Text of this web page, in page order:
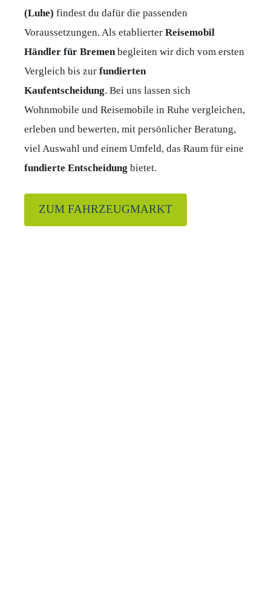
(Luhe) findest du dafür die passenden
Voraussetzungen. Als etablierter Reisemobil
Händler für Bremenbegleiten wir dich vom ersten
Vergleich bis zur fundierten
Kaufentscheidung. Bei uns lassen sich
Wohnmobile und Reisemobile in Ruhe vergleichen,
erleben und bewerten, mit persönlicher Beratung,
viel Auswahl und einem Umfeld, das Raum für eine
fundierte Entscheidung bietet.
ZUM FAHRZEUGMARKT